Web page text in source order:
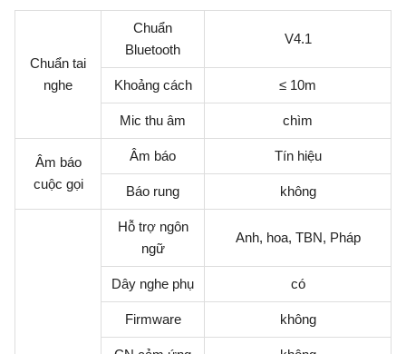
Chuẩn tai
nghe
Chuẩn
Bluetooth
V4.1
Khoảng cách ≤ 10m
Mic thu âm chìm
Âm báo
cuộc gọi
Âm báo Tín hiệu
Báo rung không
Hỗ trợ ngôn
ngữ
Anh, hoa, TBN, Pháp
Dây nghe phụ có
Firmware không